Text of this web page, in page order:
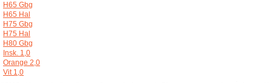
H65 Gbg
H65 Hal
H75 Gbg
H75 Hal
H80 Gbg
Insk. 1,0
Orange 2,0
Vit 1,0